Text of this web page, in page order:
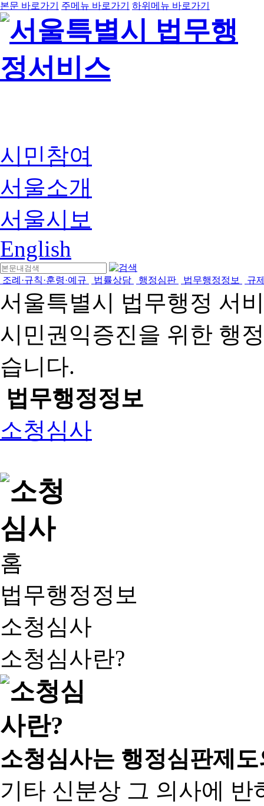
본문 바로가기 주메뉴 바로가기 하위메뉴 바로가기
시민참여
서울소개
서울시보
English
조례·규칙·훈령·예규 법률상담 행정심판 법무행정정보 규
서울특별시 법무행정 서
시민권익증진을 위한 행
습니다.
법무행정정보
소청심사
홈
법무행정정보
소청심사
소청심사란?
소청심사는 행정심판제
기타 신분상 그 의사에